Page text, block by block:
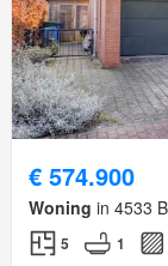
€ 574.900
Woning in 4533
5 1